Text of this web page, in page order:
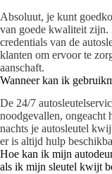
Absoluut, je kunt
van goede kwaliteit zijn.
credentials van de
klanten om ervoor te
aanschaft.
Wanneer kan ik
De 24/7
noodgevallen, ongeacht
nachts je autosleutel
er is altijd hulp
Hoe kan ik mijn
als ik mijn sleutel kwijt